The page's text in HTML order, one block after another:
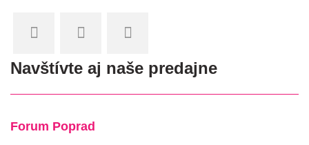
Navštívte aj naše predajne
Forum Poprad